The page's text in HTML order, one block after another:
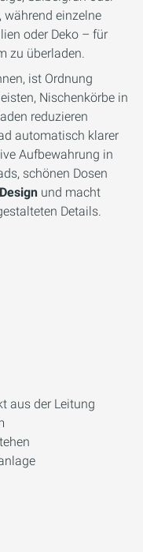
einzelne
oder Deko – für
zu überladen.
ist Ordnung
Nischenkörbe in
reduzieren
automatisch klarer
Aufbewahrung in
schönen Dosen
Design und macht
Details.
aus der Leitung